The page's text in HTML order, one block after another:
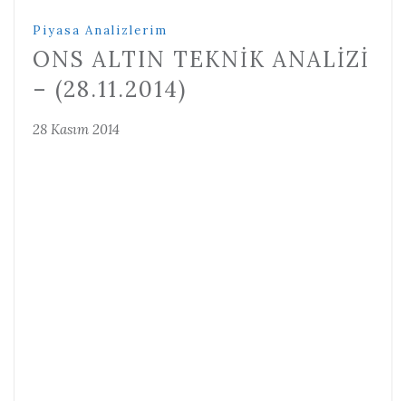
Piyasa Analizlerim
ONS ALTIN TEKNIK ANALIZI
– (28.11.2014)
28 Kasım 2014